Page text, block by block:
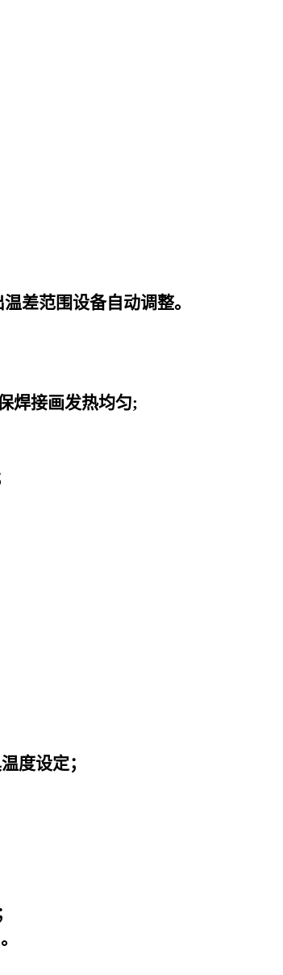
差范围设备自动调整。
焊接画发热均匀;
度设定；